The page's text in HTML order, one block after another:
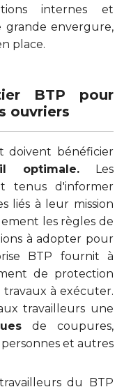
internes et
grande envergure,
place.
BTP pour
ouvriers
doivent bénéficier
optimale.Les
tenus d'informer
liés à leur mission
les règles de
à adopter pour
BTP fournit à
de protection
à exécuter.
travailleurs une
de coupures,
et autres
du BTP